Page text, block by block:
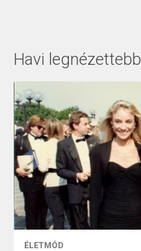
Havi legnézettebb
ÉLETMÓD